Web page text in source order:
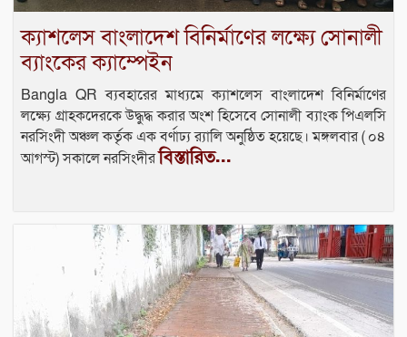
ক্যাশলেস বাংলাদেশ বিনির্মাণের লক্ষ্যে সোনালী
ব্যাংকের ক্যাম্পেইন
Bangla QR ব্যবহারের মাধ্যমে ক্যাশলেস বাংলাদেশ বিনির্মাণের
লক্ষ্যে গ্রাহকদেরকে উদ্ধুদ্ধ করার অংশ হিসেবে সোনালী ব্যাংক পিএলসি
নরসিংদী অঞ্চল কর্তৃক এক বর্ণাঢ্য র‌্যালি অনুষ্ঠিত হয়েছে। মঙ্গলবার ( ০৪
আগস্ট) সকালে নরসিংদীরবিস্তারিত...